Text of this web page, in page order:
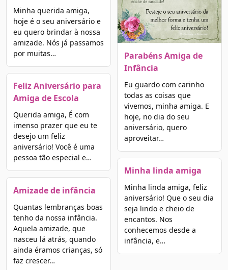
Minha querida amiga,
hoje é o seu aniversário e
eu quero brindar à nossa
amizade. Nós já passamos
por muitas…
Feliz Aniversário para
Amiga de Escola
Querida amiga, É com
imenso prazer que eu te
desejo um feliz
aniversário! Você é uma
pessoa tão especial e…
Amizade de infância
Quantas lembranças boas
tenho da nossa infância.
Aquela amizade, que
nasceu lá atrás, quando
ainda éramos crianças, só
faz crescer…
Parabéns Amiga de
Infância
Eu guardo com carinho
todas as coisas que
vivemos, minha amiga. E
hoje, no dia do seu
aniversário, quero
aproveitar…
Minha linda amiga
Minha linda amiga, feliz
aniversário! Que o seu dia
seja lindo e cheio de
encantos. Nos
conhecemos desde a
infância, e…